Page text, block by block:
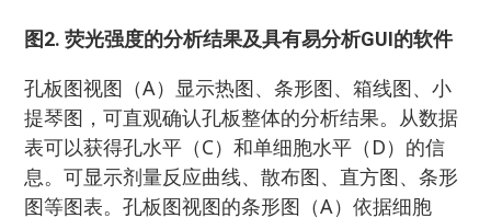
图2. 荧光强度的分析结果及具有易分析GUI的软件
孔板图视图（A）显示热图、条形图、箱线图、小
提琴图，可直观确认孔板整体的分析结果。从数据
表可以获得孔水平（C）和单细胞水平（D）的信
息。可显示剂量反应曲线、散布图、直方图、条形
图等图表。孔板图视图的条形图（A）依据细胞